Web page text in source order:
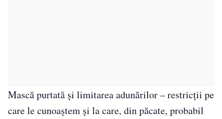
Mască purtată şi limitarea adunărilor – restricţii pe
care le cunoaştem şi la care, din păcate, probabil